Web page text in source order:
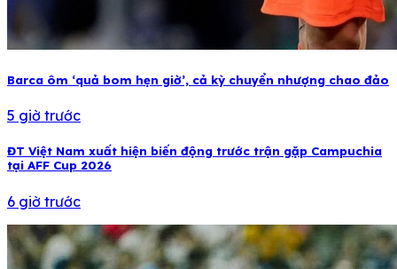
Barca ôm ‘quả bom hẹn giờ’, cả kỳ chuyển nhượng chao đảo
5 giờ trước
ĐT Việt Nam xuất hiện biến động trước trận gặp Campuchia
tại AFF Cup 2026
6 giờ trước